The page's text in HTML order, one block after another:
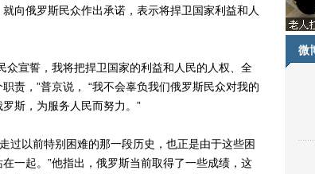
向俄罗斯民众作出承诺，表示将捍卫国家利益和人
宣誓，我将把捍卫国家的利益和人民的人权、全
责，”普京说， “我不会辜负我们俄罗斯民众对我的
斯，为服务人民而努力。”
以前特别困难的那一段历史，也正是由于这些困
一起。”他指出，俄罗斯当前取得了一些成绩，这
微